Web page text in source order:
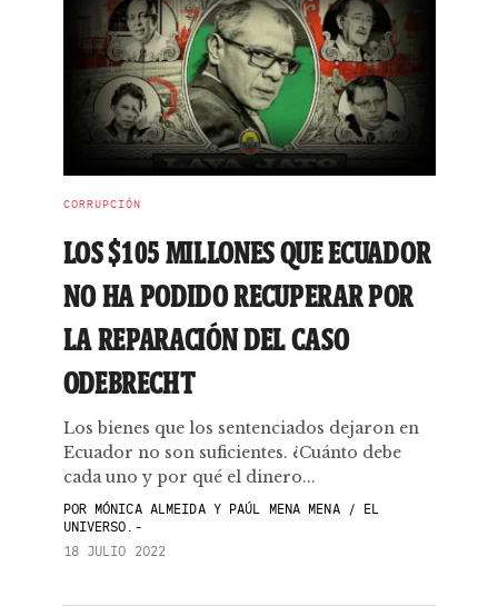
CORRUPCIÓN
LOS $105 MILLONES QUE ECUADOR
NO HA PODIDO RECUPERAR POR
LA REPARACIÓN DEL CASO
ODEBRECHT
Los bienes que los sentenciados dejaron en
Ecuador no son suficientes. ¿Cuánto debe
cada uno y por qué el dinero...
PORMÓNICA ALMEIDA Y PAÚL MENA MENA / EL
UNIVERSO.-
18 JULIO 2022